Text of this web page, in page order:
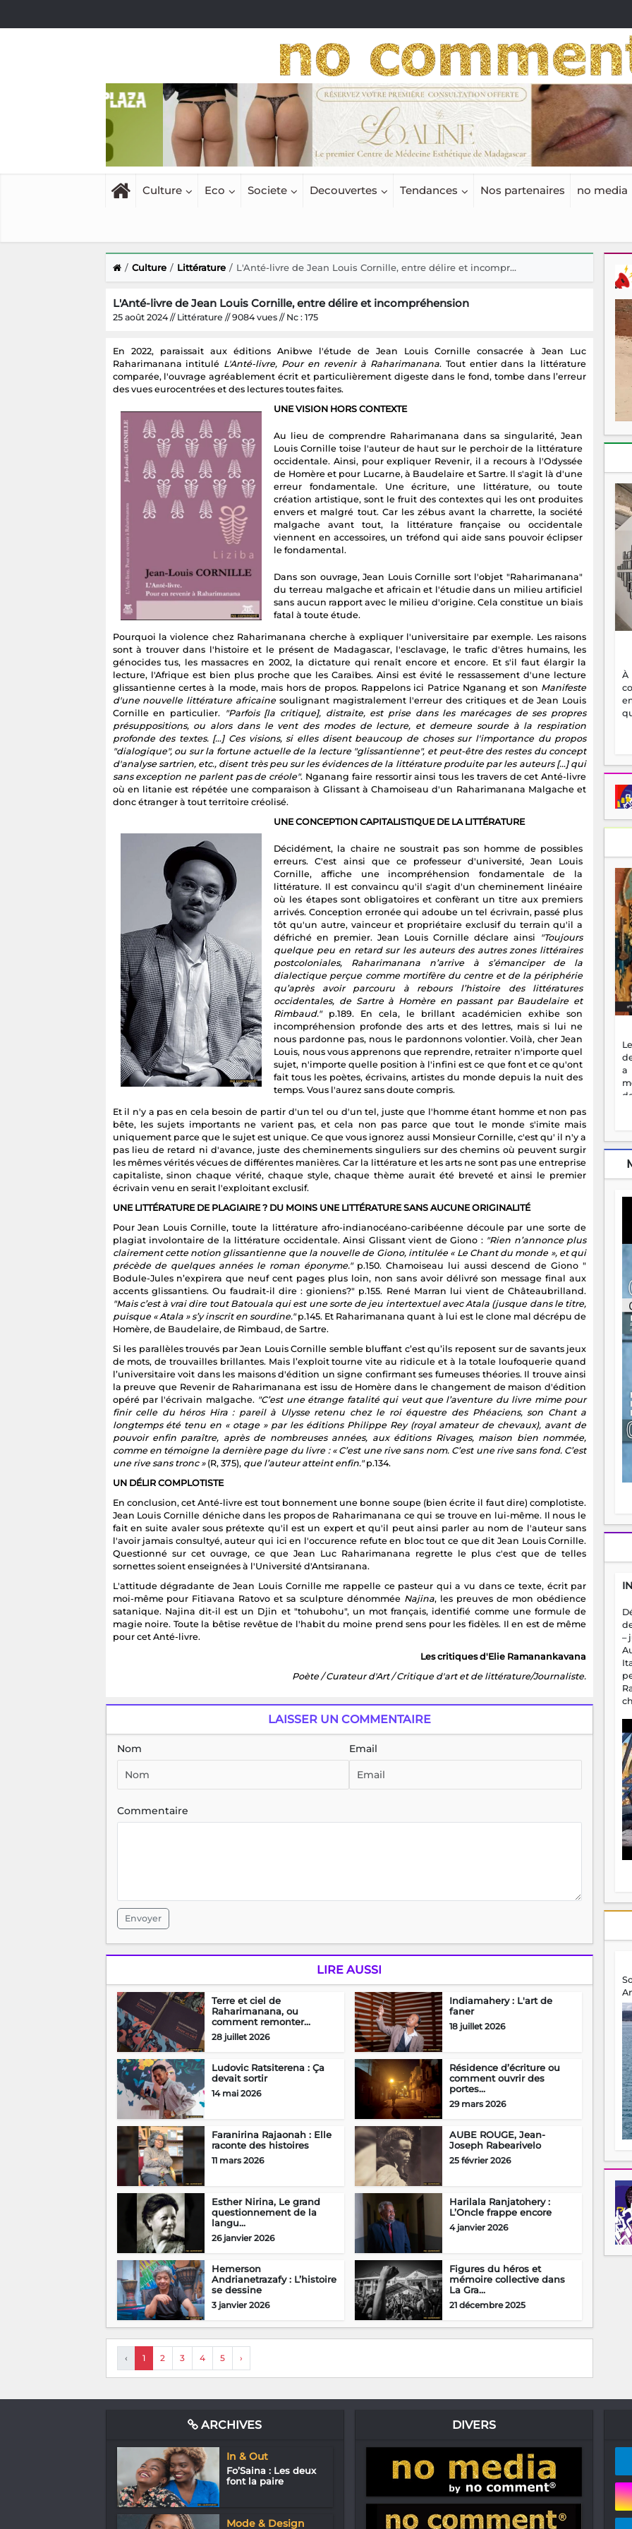
Culture Eco Societe Decouvertes Tendances Nos partenaires no media
Culture Littérature L'Anté-livre de Jean Louis Cornille, entre délire et incompr...
L'Anté-livre de Jean Louis Cornille, entre délire et incompréhension
25 août 2024 // Littérature // 9084 vues // Nc : 175
En 2022, paraissait aux éditions Anibwe l'étude de Jean Louis Cornille consacrée à Jean Luc
Raharimanana intitulé L'Anté-livre, Pour en revenir à Raharimanana. Tout entier dans la littérature
comparée, l'ouvrage agréablement écrit et particulièrement digeste dans le fond, tombe dans l’erreur
des vues eurocentrées et des lectures toutes faites.
UNE VISION HORS CONTEXTE
Au lieu de comprendre Raharimanana dans sa singularité, Jean
Louis Cornille toise l'auteur de haut sur le perchoir de la littérature
occidentale. Ainsi, pour expliquer Revenir, il a recours à l'Odyssée
de Homère et pour Lucarne, à Baudelaire et Sartre. Il s'agit là d'une
erreur fondamentale. Une écriture, une littérature, ou toute
création artistique, sont le fruit des contextes qui les ont produites
envers et malgré tout. Car les zébus avant la charrette, la société
malgache avant tout, la littérature française ou occidentale
viennent en accessoires, un tréfond qui aide sans pouvoir éclipser
le fondamental.
Dans son ouvrage, Jean Louis Cornille sort l'objet "Raharimanana"
du terreau malgache et africain et l'étudie dans un milieu artificiel
sans aucun rapport avec le milieu d'origine. Cela constitue un biais
fatal à toute étude.
Pourquoi la violence chez Raharimanana cherche à expliquer l'universitaire par exemple. Les raisons
sont à trouver dans l'histoire et le présent de Madagascar, l'esclavage, le trafic d'êtres humains, les
génocides tus, les massacres en 2002, la dictature qui renaît encore et encore. Et s'il faut élargir la
lecture, l'Afrique est bien plus proche que les Caraïbes. Ainsi est évité le ressassement d'une lecture
glissantienne certes à la mode, mais hors de propos. Rappelons ici Patrice Nganang et son Manifeste
d'une nouvelle littérature africainesoulignant magistralement l'erreur des critiques et de Jean Louis
Cornille en particulier. "Parfois [la critique], distraite, est prise dans les marécages de ses propres
présuppositions, ou alors dans le vent des modes de lecture, et demeure sourde à la respiration
profonde des textes. […] Ces visions, si elles disent beaucoup de choses sur l'importance du propos
"dialogique", ou sur la fortune actuelle de la lecture "glissantienne", et peut-être des restes du concept
d'analyse sartrien, etc., disent très peu sur les évidences de la littérature produite par les auteurs […] qui
sans exception ne parlent pas de créole". Nganang faire ressortir ainsi tous les travers de cet Anté-livre
où en litanie est répétée une comparaison à Glissant à Chamoiseau d'un Raharimanana Malgache et
donc étranger à tout territoire créolisé.
UNE CONCEPTION CAPITALISTIQUE DE LA LITTÉRATURE
Décidément, la chaire ne soustrait pas son homme de possibles
erreurs. C'est ainsi que ce professeur d'université, Jean Louis
Cornille, affiche une incompréhension fondamentale de la
littérature. Il est convaincu qu'il s'agit d'un cheminement linéaire
où les étapes sont obligatoires et confèrant un titre aux premiers
arrivés. Conception erronée qui adoube un tel écrivrain, passé plus
tôt qu'un autre, vainceur et propriétaire exclusif du terrain qu'il a
défriché en premier. Jean Louis Cornille déclare ainsi
"Toujours
quelque peu en retard sur les auteurs des autres zones littéraires
postcoloniales, Raharimanana n’arrive à s’émanciper de la
dialectique perçue comme mortifère du centre et de la périphérie
qu’après avoir parcouru à rebours l’histoire des littératures
occidentales, de Sartre à Homère en passant par Baudelaire et
Rimbaud."p.189. En cela, le brillant académicien exhibe son
incompréhension profonde des arts et des lettres, mais si lui ne
nous pardonne pas, nous le pardonnons volontier. Voilà, cher Jean
Louis, nous vous apprenons que reprendre, retraiter n'importe quel
sujet, n'importe quelle position à l'infini est ce que font et ce qu'ont
fait tous les poètes, écrivains, artistes du monde depuis la nuit des
temps. Vous l'aurez sans doute compris.
Et il n'y a pas en cela besoin de partir d'un tel ou d'un tel, juste que l'homme étant homme et non pas
bête, les sujets importants ne varient pas, et cela non pas parce que tout le monde s'imite mais
uniquement parce que le sujet est unique. Ce que vous ignorez aussi Monsieur Cornille, c'est qu' il n'y a
pas lieu de retard ni d'avance, juste des cheminements singuliers sur des chemins où peuvent surgir
les mêmes vérités vécues de différentes manières. Car la littérature et les arts ne sont pas une entreprise
capitaliste, sinon chaque vérité, chaque style, chaque thème aurait été breveté et ainsi le premier
écrivain venu en serait l'exploitant exclusif.
UNE LITTÉRATURE DE PLAGIAIRE ? DU MOINS UNE LITTÉRATURE SANS AUCUNE ORIGINALITÉ
Pour Jean Louis Cornille, toute la littérature afro-indianocéano-caribéenne découle par une sorte de
plagiat involontaire de la littérature occidentale. Ainsi Glissant vient de Giono :"Rien n’annonce plus
clairement cette notion glissantienne que la nouvelle de Giono, intitulée « Le Chant du monde », et qui
précède de quelques années le roman éponyme."p.150. Chamoiseau lui aussi descend de Giono "
Bodule-Jules n’expirera que neuf cent pages plus loin, non sans avoir délivré son message final aux
accents glissantiens. Ou faudrait-il dire : gioniens?" p.155. René Marran lui vient de Châteaubrilland.
"Mais c’est à vrai dire tout Batouala qui est une sorte de jeu intertextuel avec Atala (jusque dans le titre,
puisque « Atala » s’y inscrit en sourdine."p.145. Et Raharimanana quant à lui est le clone mal décrépu de
Homère, de Baudelaire, de Rimbaud, de Sartre.
Si les parallèles trouvés par Jean Louis Cornille semble bluffant c’est qu’ils reposent sur de savants jeux
de mots, de trouvailles brillantes. Mais l’exploit tourne vite au ridicule et à la totale loufoquerie quand
l’universitaire voit dans les maisons d'édition un signe confirmant ses fumeuses théories. Il trouve ainsi
la preuve que Revenir de Raharimanana est issu de Homère dans le changement de maison d'édition
opéré par l'écrivain malgache. "C’est une étrange fatalité qui veut que l’aventure du livre mime pour
finir celle du héros Hira : pareil à Ulysse retenu chez le roi équestre des Phéaciens, son Chant a
longtemps été tenu en « otage » par les éditions Philippe Rey (royal amateur de chevaux), avant de
pouvoir enfin paraître, après de nombreuses années, aux éditions Rivages, maison bien nommée,
comme en témoigne la dernière page du livre : « C’est une rive sans nom. C’est une rive sans fond. C’est
une rive sans tronc »(R, 375), que l’auteur atteint enfin."p.134.
UN DÉLIR COMPLOTISTE
En conclusion, cet Anté-livre est tout bonnement une bonne soupe (bien écrite il faut dire) complotiste.
Jean Louis Cornille déniche dans les propos de Raharimanana ce qui se trouve en lui-même. Il nous le
fait en suite avaler sous prétexte qu'il est un expert et qu'il peut ainsi parler au nom de l'auteur sans
l'avoir jamais consultyé, auteur qui ici en l'occurence refute en bloc tout ce que dit Jean Louis Cornille.
Questionné sur cet ouvrage, ce que Jean Luc Raharimanana regrette le plus c'est que de telles
sornettes soient enseignées à l'Université d'Antsiranana.
L'attitude dégradante de Jean Louis Cornille me rappelle ce pasteur qui a vu dans ce texte, écrit par
moi-même pour Fitiavana Ratovo et sa sculpture dénommée Najina, les preuves de mon obédience
satanique. Najina dit-il est un Djin et "tohubohu", un mot français, identifié comme une formule de
magie noire. Toute la bêtise revêtue de l'habit du moine prend sens pour les fidèles. Il en est de même
pour cet Anté-livre.
Les critiques d'Elie Ramanankavana
Poète / Curateur d'Art / Critique d'art et de littérature/Journaliste.
LAISSER UN COMMENTAIRE
Nom Email
Commentaire
Envoyer
LIRE AUSSI
Terre et ciel de
Raharimanana, ou
comment remonter...
28 juillet 2026
Indiamahery : L'art de
faner
18 juillet 2026
Ludovic Ratsiterena : Ça
devait sortir
14 mai 2026
Résidence d’écriture ou
comment ouvrir des
portes...
29 mars 2026
Faranirina Rajaonah : Elle
raconte des histoires
11 mars 2026
AUBE ROUGE, Jean-
Joseph Rabearivelo
25 février 2026
Esther Nirina, Le grand
questionnement de la
langu...
26 janvier 2026
Harilala Ranjatohery :
L’Oncle frappe encore
4 janvier 2026
Hemerson
Andrianetrazafy : L’histoire
se dessine
3 janvier 2026
Figures du héros et
mémoire collective dans
La Gra...
21 décembre 2025
‹ 1 2 3 4 5 ›
a
–
ARCHIVES
In & Out
Fo’Saina : Les deux
font la paire
Mode & Design
DIVERS